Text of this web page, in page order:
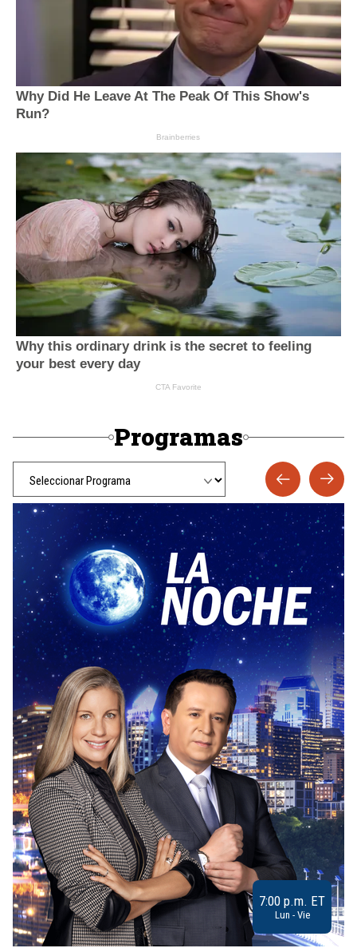
Programas
7:00 p.m. ET
Lun - Vie